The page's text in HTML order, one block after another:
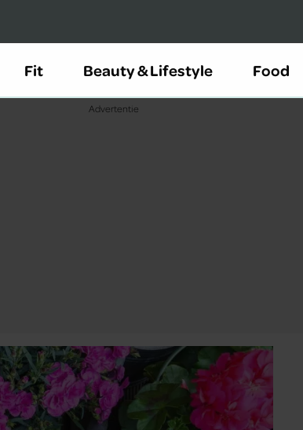
Fit Beauty & Lifestyle Food